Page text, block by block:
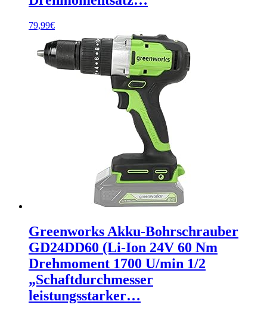
79,99€
Greenworks Akku-Bohrschrauber
GD24DD60 (Li-Ion 24V 60 Nm
Drehmoment 1700 U/min 1/2
„Schaftdurchmesser
leistungsstarker…